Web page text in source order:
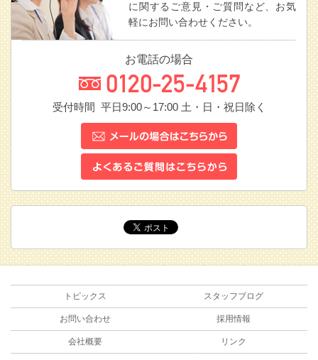
に関するご意見・ご質問など、お気
軽にお問い合わせください。
お電話の場合
受付時間 平日9:00～17:00土・日・祝日除く
トピックス スタッフブログ
お問い合わせ 採用情報
会社概要 リンク